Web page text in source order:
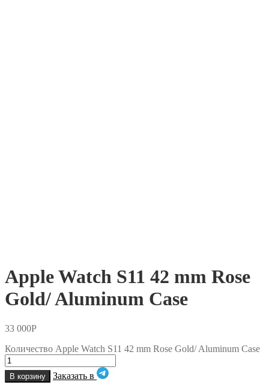
Apple Watch S11 42 mm Rose
Gold/ Aluminum Case
33 000Р
Количество Apple Watch S11 42 mm Rose Gold/ Aluminum Case
В корзину Заказать в